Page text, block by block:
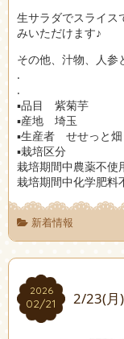
生サラダでスライス
みいただけます♪
その他、汁物、人参
.
.
▪︎品目 紫菊芋
▪︎産地 埼玉
▪︎生産者 せせっと畑
▪︎栽培区分
栽培期間中農薬不使
栽培期間中化学肥料
新着情報
2026
02/21
2026
02/21 2/23(月